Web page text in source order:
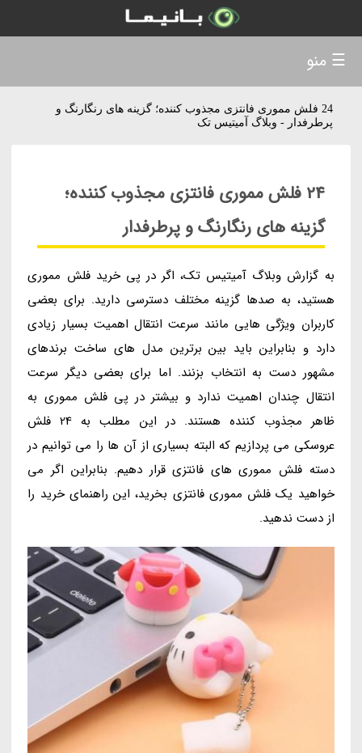
24 فلش مموری فانتزی مجذوب کننده؛ گزینه های رنگارنگ و
پرطرفدار - وبلاگ آمیتیس تک
24 فلش مموری فانتزی مجذوب کننده؛
گزینه های رنگارنگ و پرطرفدار
به گزارش وبلاگ آمیتیس تک، اگر در پی خرید فلش مموری
هستید، به صدها گزینه مختلف دسترسی دارید. برای بعضی
کاربران ویژگی هایی مانند سرعت انتقال اهمیت بسیار زیادی
دارد و بنابراین باید بین برترین مدل های ساخت برندهای
مشهور دست به انتخاب بزنند. اما برای بعضی دیگر سرعت
انتقال چندان اهمیت ندارد و بیشتر در پی فلش مموری به
ظاهر مجذوب کننده هستند. در این مطلب به 24 فلش
عروسکی می پردازیم که البته بسیاری از آن ها را می توانیم در
دسته فلش مموری های فانتزی قرار دهیم. بنابراین اگر می
خواهید یک فلش مموری فانتزی بخرید، این راهنمای خرید را
از دست ندهید.
☰ منو